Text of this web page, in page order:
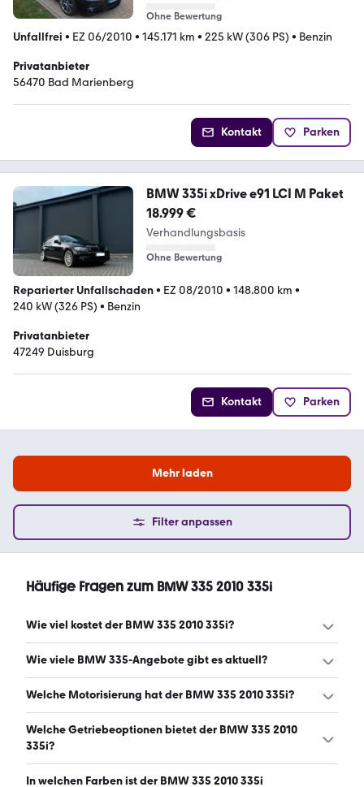
Ohne Bewertung
Unfallfrei • EZ 06/2010 • 145.171 km • 225 kW (306 PS) • Benzin
Privatanbieter
56470 Bad Marienberg
Kontakt Parken
BMW 335i xDrive e91 LCI M Paket
18.999 €
Verhandlungsbasis
Ohne Bewertung
Reparierter Unfallschaden• EZ 08/2010 • 148.800 km •
240 kW (326 PS) • Benzin
Privatanbieter
47249 Duisburg
Kontakt Parken
Mehr laden
Filter anpassen
Häufige Fragen zum BMW 335 2010 335i
Wie viel kostet der BMW 335 2010 335i?
Ein guter Preis für einen BMW 335 2010 335i liegt
Wie viele BMW 335-Angebote gibt es aktuell?
Es gibt insgesamt 47 BMW 335 bei mobile.de, davon 47
Welche Motorisierung hat der BMW 335 2010 335i?
Der BMW 335 2010 335i hat Leistungen zwischen 306 und
344 PS. (Stand: 8.8.2026)
Welche Getriebeoptionen bietet der BMW 335 2010
335i?
Der BMW 335 2010 335i ist mit automatischem und
In welchen Farben ist der BMW 335 2010 335i